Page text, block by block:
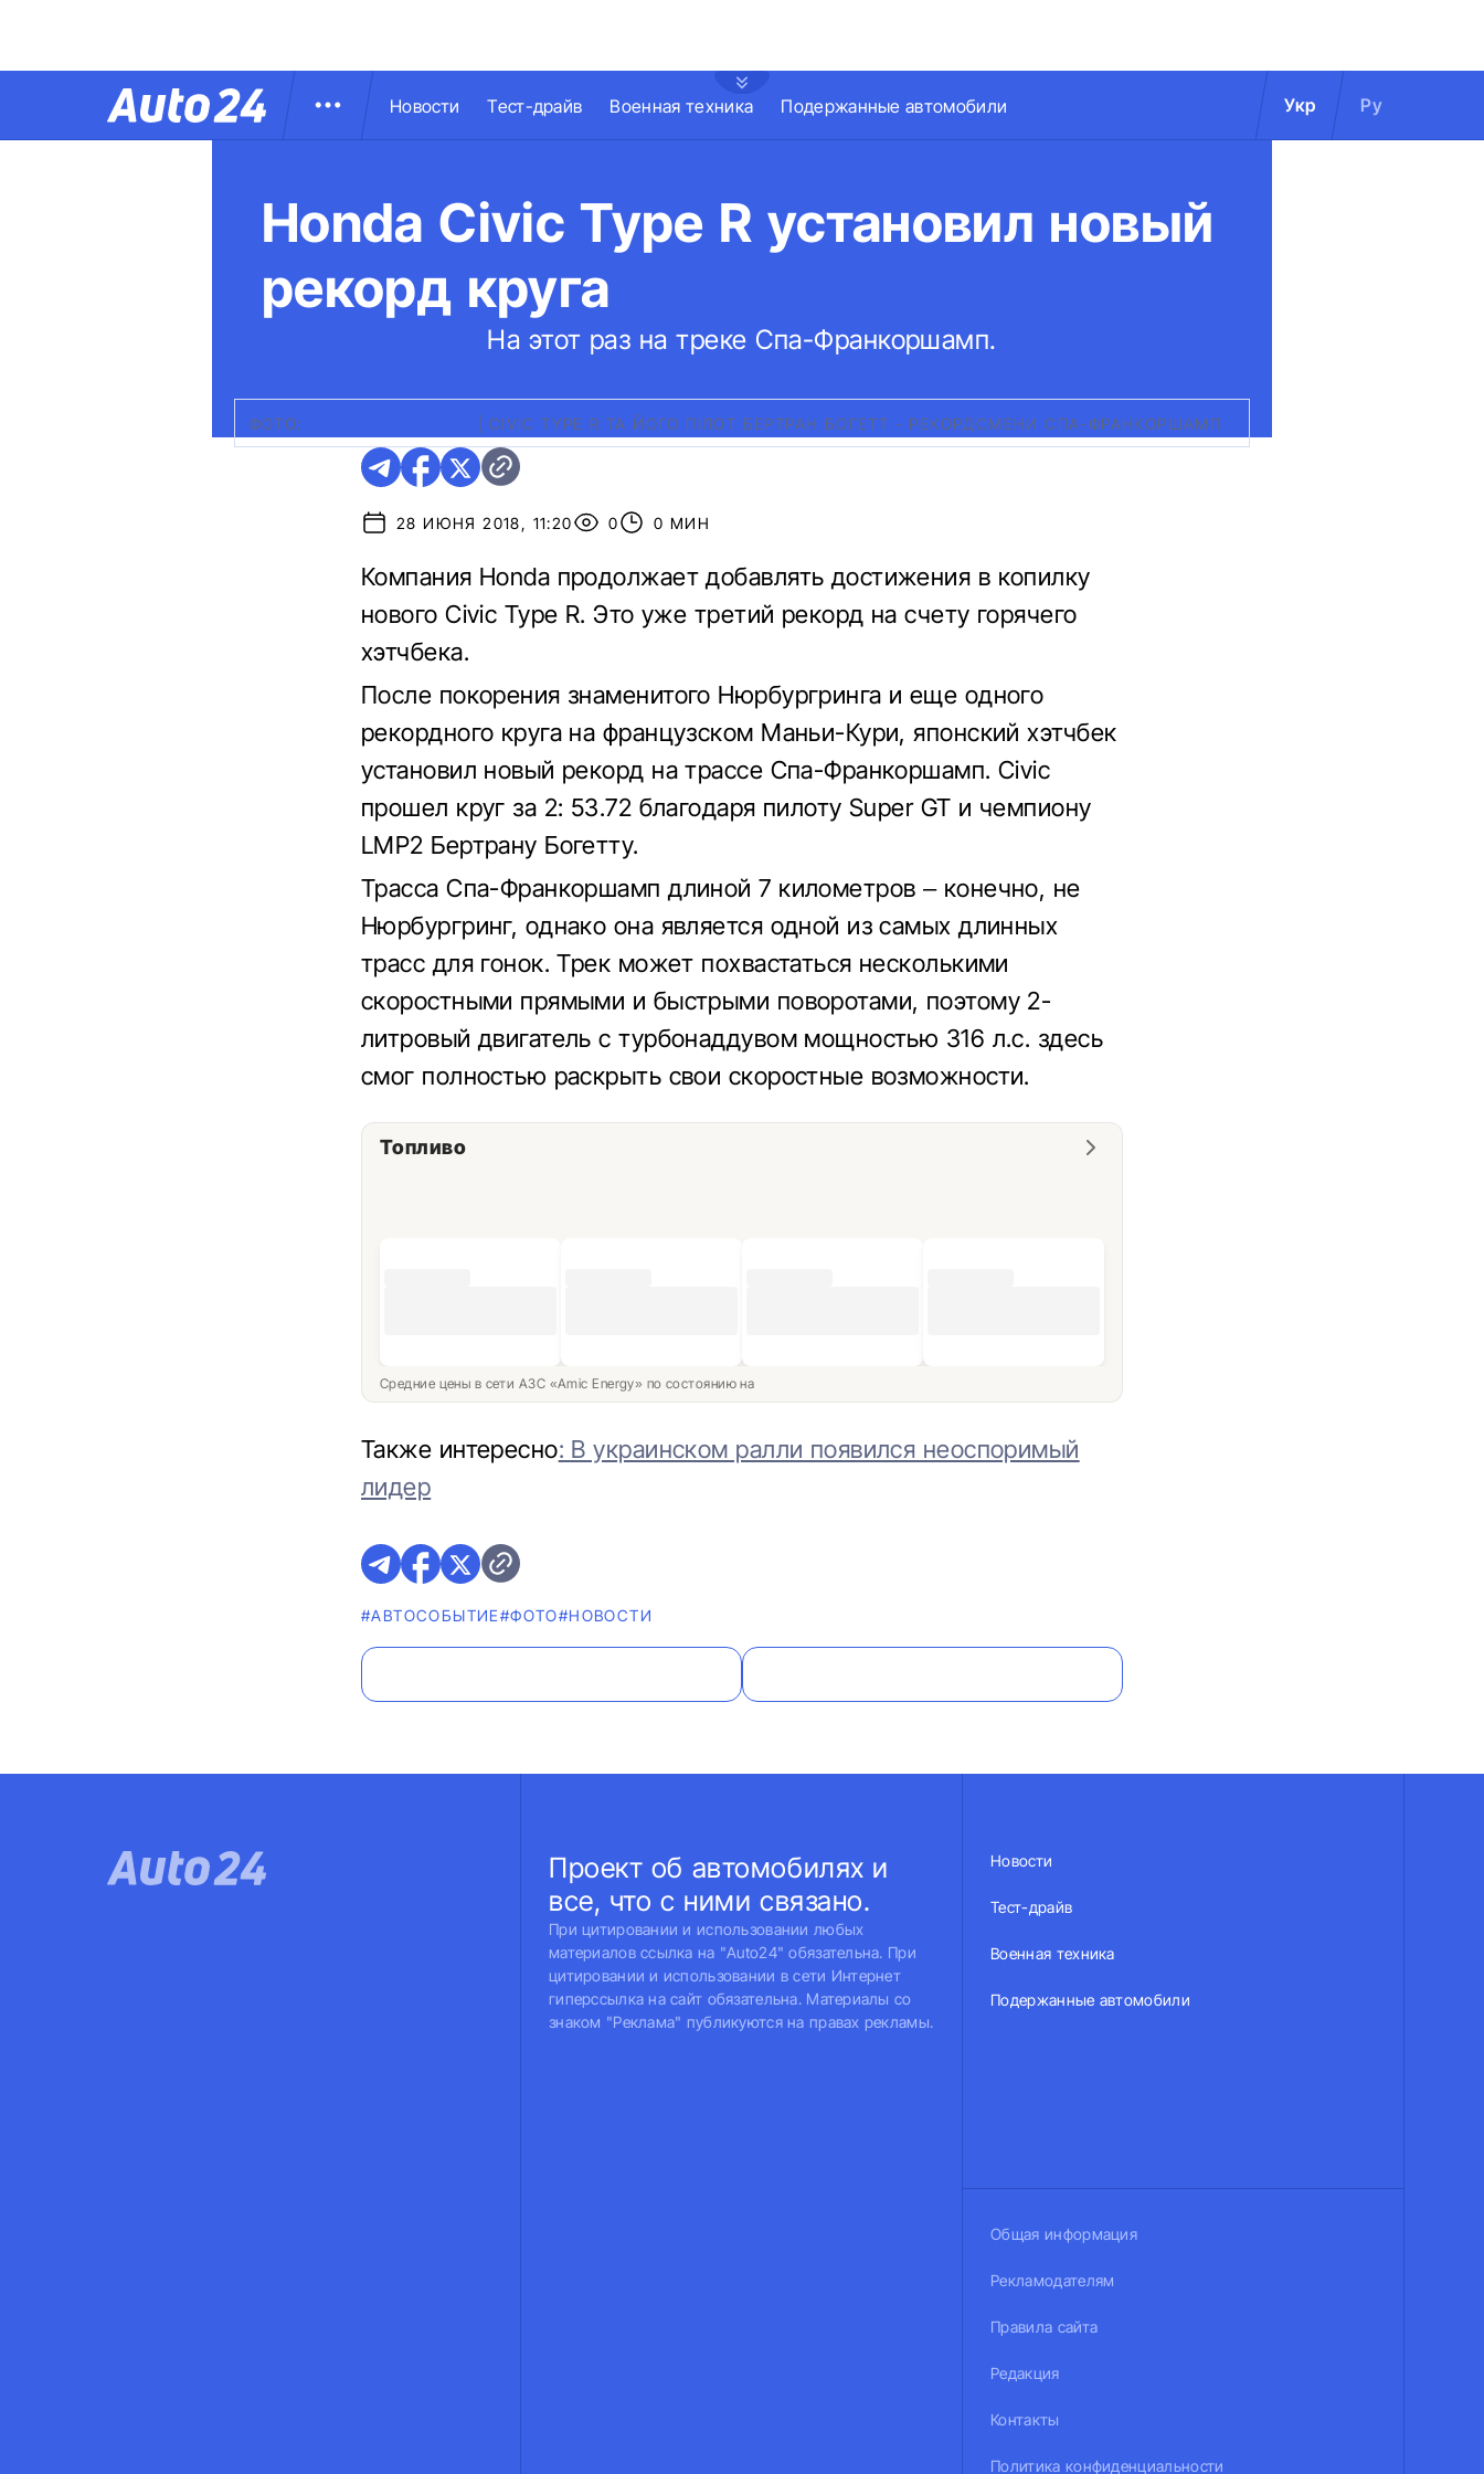
Новости Тест-драйв Военная техника Подержанные автомобили Укр Ру
Honda Civic Type R установил новый
рекорд круга
На этот раз на треке Спа-Франкоршамп.
ФОТО: CIVIC TYPE R ТА ЙОГО ПІЛОТ БЕРТРАН БОГЕТТ - РЕКОРДСМЕНИ СПА-ФРАНКОРШАМП
28 ИЮНЯ 2018, 11:20 0 0 МИН
Компания Honda продолжает добавлять достижения в копилку
нового Civic Type R. Это уже третий рекорд на счету горячего
хэтчбека.
После покорения знаменитого Нюрбургринга и еще одного
рекордного круга на французском Маньи-Кури, японский хэтчбек
установил новый рекорд на трассе Спа-Франкоршамп. Civic
прошел круг за 2: 53.72 благодаря пилоту Super GT и чемпиону
LMP2 Бертрану Богетту.
Трасса Спа-Франкоршамп длиной 7 километров – конечно, не
Нюрбургринг, однако она является одной из самых длинных
трасс для гонок. Трек может похвастаться несколькими
скоростными прямыми и быстрыми поворотами, поэтому 2-
литровый двигатель с турбонаддувом мощностью 316 л.с. здесь
смог полностью раскрыть свои скоростные возможности.
Топливо
Средние цены в сети АЗС «Amic Energy» по состоянию на
Также интересно: В украинском ралли появился неоспоримый
лидер
#АВТОСОБЫТИЕ#ФОТО#НОВОСТИ
Проект об автомобилях и
все, что с ними связано.
При цитировании и использовании любых
материалов ссылка на "Auto24" обязательна. При
цитировании и использовании в сети Интернет
гиперссылка на сайт обязательна. Материалы со
знаком "Реклама" публикуются на правах рекламы.
Новости
Тест-драйв
Военная техника
Подержанные автомобили
Общая информация
Рекламодателям
Правила сайта
Редакция
Контакты
Политика конфиденциальности